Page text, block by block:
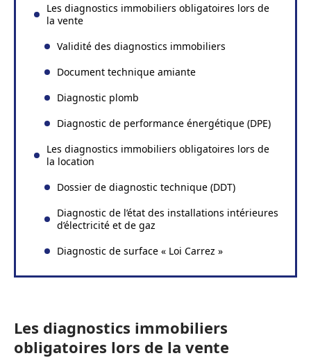
Les diagnostics immobiliers obligatoires lors de
la vente
Validité des diagnostics immobiliers
Document technique amiante
Diagnostic plomb
Diagnostic de performance énergétique (DPE)
Les diagnostics immobiliers obligatoires lors de
la location
Dossier de diagnostic technique (DDT)
Diagnostic de l’état des installations intérieures
d’électricité et de gaz
Diagnostic de surface « Loi Carrez »
Les diagnostics immobiliers
obligatoires lors de la vente